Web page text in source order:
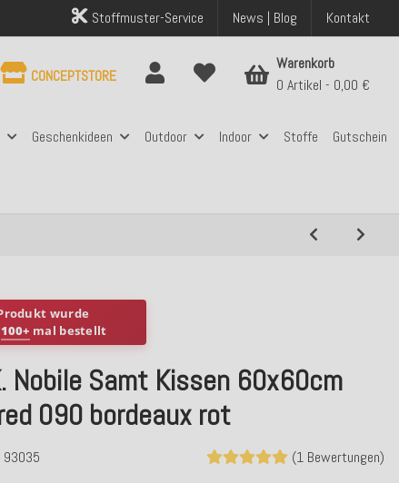
Stoffmuster-Service News | Blog Kontakt
Geschenkideen Outdoor Indoor Stoffe Gutschein
CONCEPTSTORE
Warenkorb
0 Artikel
0,00 €
wurde
100+ mal bestellt
Nobile Samt Kissen 60x60cm
090 bordeaux rot
(1 Bewertungen)
93035